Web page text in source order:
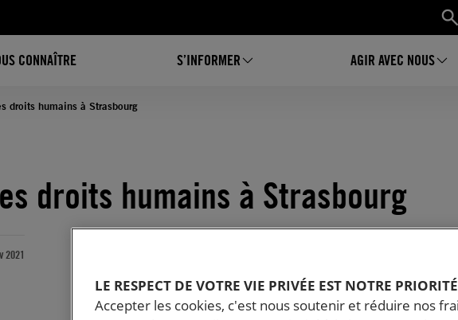
CONNAÎTRE S’INFORMER AGIR AVEC NOUS
droits humains à Strasbourg
droits humains à Strasbourg
2021
LE RESPECT DE VOTRE VIE PRIVÉE EST NOTRE PRIORITÉ
Accepter les cookies, c'est nous soutenir et réduire nos